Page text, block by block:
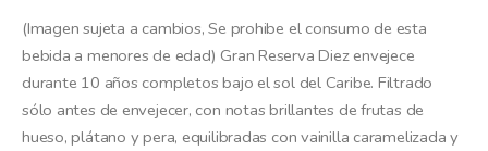
gallery
(Imagen sujeta a cambios, Se prohibe el consumo de esta
bebida a menores de edad) Gran Reserva Diez envejece
durante 10 años completos bajo el sol del Caribe. Filtrado
sólo antes de envejecer, con notas brillantes de frutas de
hueso, plátano y pera, equilibradas con vainilla caramelizada y